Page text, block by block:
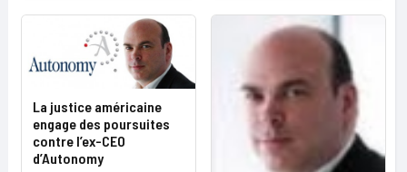
La justice américaine
engage des poursuites
contre l’ex-CEO
d’Autonomy